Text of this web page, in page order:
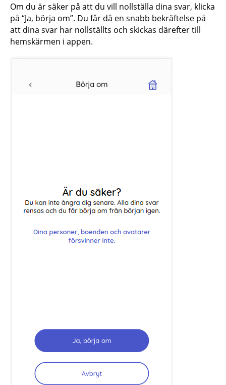
Om du är säker på att du vill nollställa dina svar, klicka
på “Ja, börja om”. Du får då en snabb bekräftelse på
att dina svar har nollställts och skickas därefter till
hemskärmen i appen.